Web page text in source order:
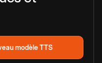
modèle TTS